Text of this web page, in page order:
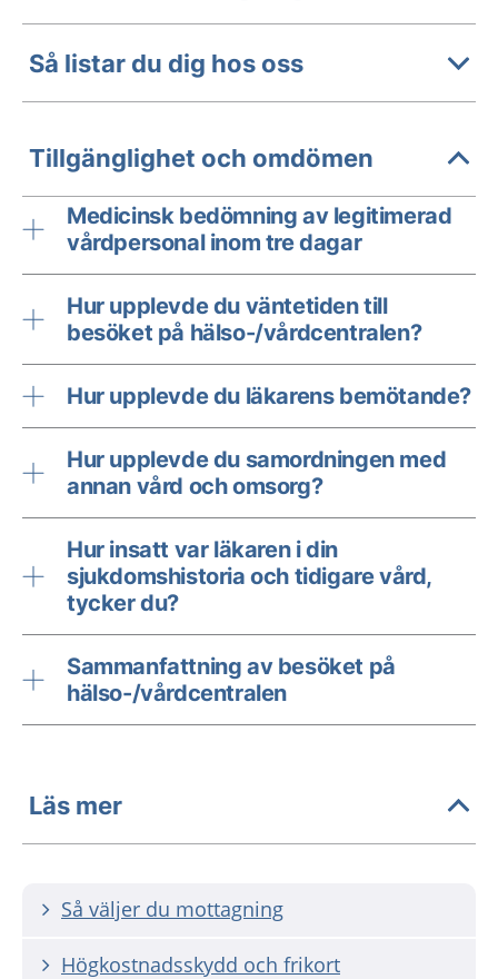
Så listar du dig hos oss
Tillgänglighet och omdömen
Medicinsk bedömning av legitimerad
vårdpersonal inom tre dagar
Hur upplevde du väntetiden till
besöket på hälso-/vårdcentralen?
Hur upplevde du läkarens bemötande?
Hur upplevde du samordningen med
annan vård och omsorg?
Hur insatt var läkaren i din
sjukdomshistoria och tidigare vård,
tycker du?
Sammanfattning av besöket på
hälso-/vårdcentralen
Läs mer
Så väljer du mottagning
Högkostnadsskydd och frikort